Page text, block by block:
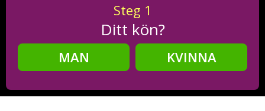
Steg 1
Ditt kön?
MAN
KVINNA
Steg2